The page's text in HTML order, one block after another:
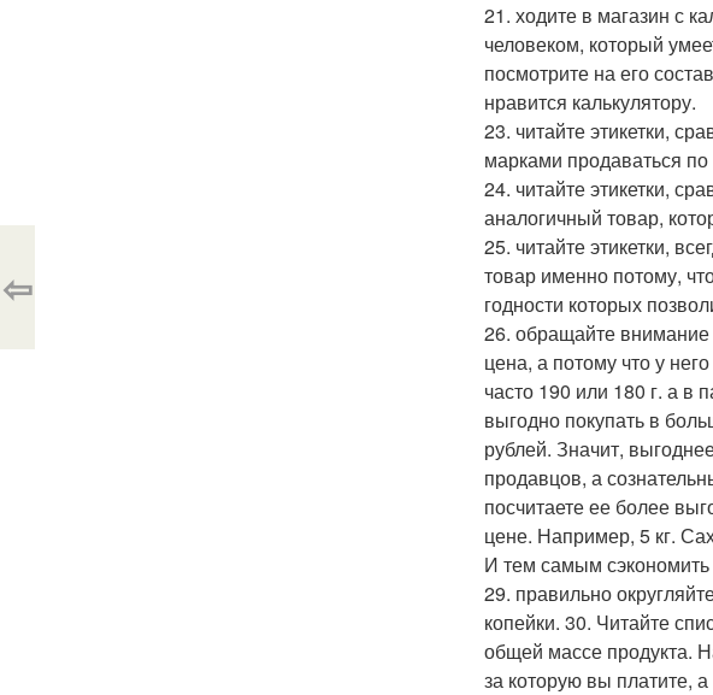
21. ходите в магазин с
человеком, который
посмотрите на его
нравится калькулятору.
23. читайте этикетки,
марками продаваться
24. читайте этикетки,
аналогичный товар,
25. читайте этикетки,
товар именно потому,
годности которых
26. обращайте внимание
цена, а потому что у
часто 190 или 180 г. а в
выгодно покупать в
рублей. Значит,
продавцов, а
посчитаете ее более
цене. Например, 5 кг.
И тем самым сэкономить
29. правильно
копейки. 30. Читайте
общей массе продукта.
за которую вы платите,
⇦